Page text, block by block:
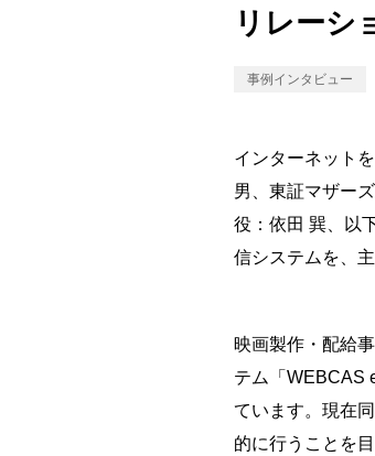
リレーシ
事例インタビュー
インターネット
男、東証マザー
役：依田 巽、以
信システムを、
映画製作・配給
テム「WEBCAS
ています。現在
的に行うことを